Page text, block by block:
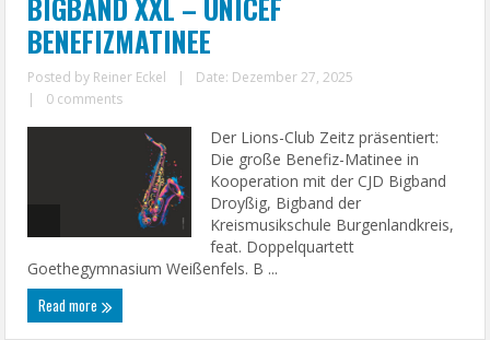
BIGBAND XXL – UNICEF
BENEFIZMATINEE
Posted by Reiner Eckel |
Date: Dezember 27, 2025
|
0 comments
Der Lions-Club Zeitz präsentiert:
Die große Benefiz-Matinee in
Kooperation mit der CJD Bigband
Droyßig, Bigband der
Kreismusikschule Burgenlandkreis,
feat. Doppelquartett
Goethegymnasium Weißenfels. B ...
Read more